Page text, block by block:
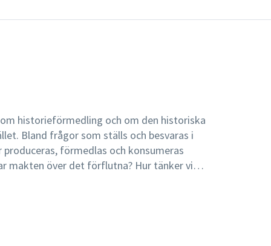
historieförmedling och om den historiska
Bland frågor som ställs och besvaras i
produceras, förmedlas och konsumeras
makten över det förflutna? Hur tänker vi
Vad är bra och vad är dålig historia?